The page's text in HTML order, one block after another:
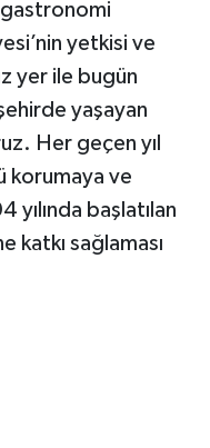
yetkisi ve
yer ile bugün
yaşayan
Her geçen yıl
korumaya ve
yılında başlatılan
katkı sağlaması